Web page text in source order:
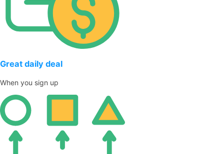
Great daily deal
When you sign up